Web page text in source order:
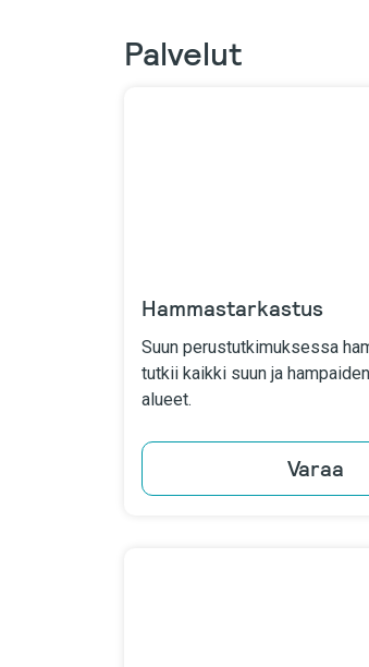
Palvelut
Hammastarkastus
Suun perustutkimuksessa
tutkii kaikki suun ja
alueet.
Varaa